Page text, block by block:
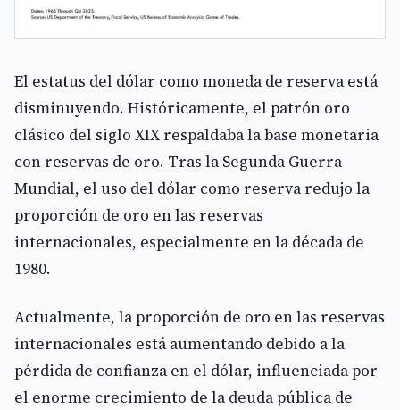
El estatus del dólar como moneda de reserva está
disminuyendo. Históricamente, el patrón oro
clásico del siglo XIX respaldaba la base monetaria
con reservas de oro. Tras la Segunda Guerra
Mundial, el uso del dólar como reserva redujo la
proporción de oro en las reservas
internacionales, especialmente en la década de
1980.
Actualmente, la proporción de oro en las reservas
internacionales está aumentando debido a la
pérdida de confianza en el dólar, influenciada por
el enorme crecimiento de la deuda pública de